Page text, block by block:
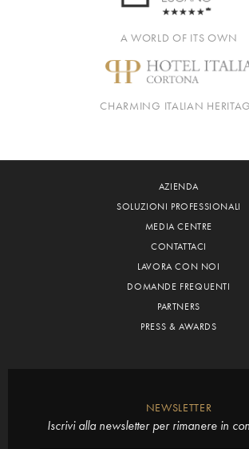
A WORLD OF ITS OWN
CHARMING ITALIAN
AZIENDA
SOLUZIONI PROFESSIONALI
MEDIA CENTRE
CONTATTACI
LAVORA CON NOI
DOMANDE FREQUENTI
PARTNERS
PRESS & AWARDS
NEWSLETTER
Iscrivi alla newsletter per rimanere in